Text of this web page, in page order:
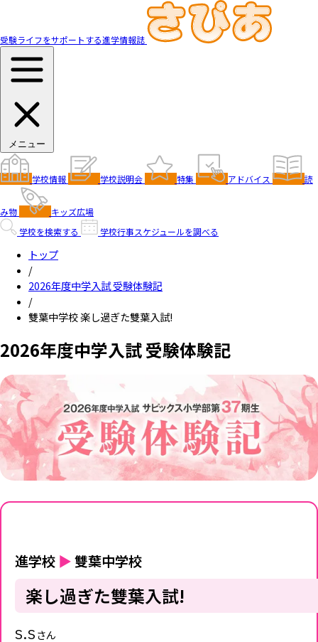
受験ライフをサポートする進学情報誌
メニュー
学校情報 学校説明会 特集 アドバイス 読
み物
キッズ広場
学校を検索する
学校行事スケジュールを調べる
トップ
/
2026年度中学入試 受験体験記
/
雙葉中学校 楽し過ぎた雙葉入試!
2026年度中学入試 受験体験記
進学校 ▶雙葉中学校
楽し過ぎた雙葉入試!
S.Sさん